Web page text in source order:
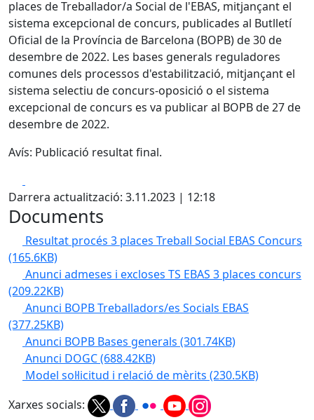
places de Treballador/a Social de l'EBAS, mitjançant el
sistema excepcional de concurs, publicades al Butlletí
Oficial de la Província de Barcelona (BOPB) de 30 de
desembre de 2022. Les bases generals reguladores
comunes dels processos d'estabilització, mitjançant el
sistema selectiu de concurs-oposició o el sistema
excepcional de concurs es va publicar al BOPB de 27 de
desembre de 2022.
Avís: Publicació resultat final.
Darrera actualització: 3.11.2023 | 12:18
Documents
Resultat procés 3 places Treball Social EBAS Concurs
(165.6KB)
Anunci admeses i excloses TS EBAS 3 places concurs
(209.22KB)
Anunci BOPB Treballadors/es Socials EBAS
(377.25KB)
Anunci BOPB Bases generals (301.74KB)
Anunci DOGC(688.42KB)
Model sol·licitud i relació de mèrits (230.5KB)
Xarxes socials: